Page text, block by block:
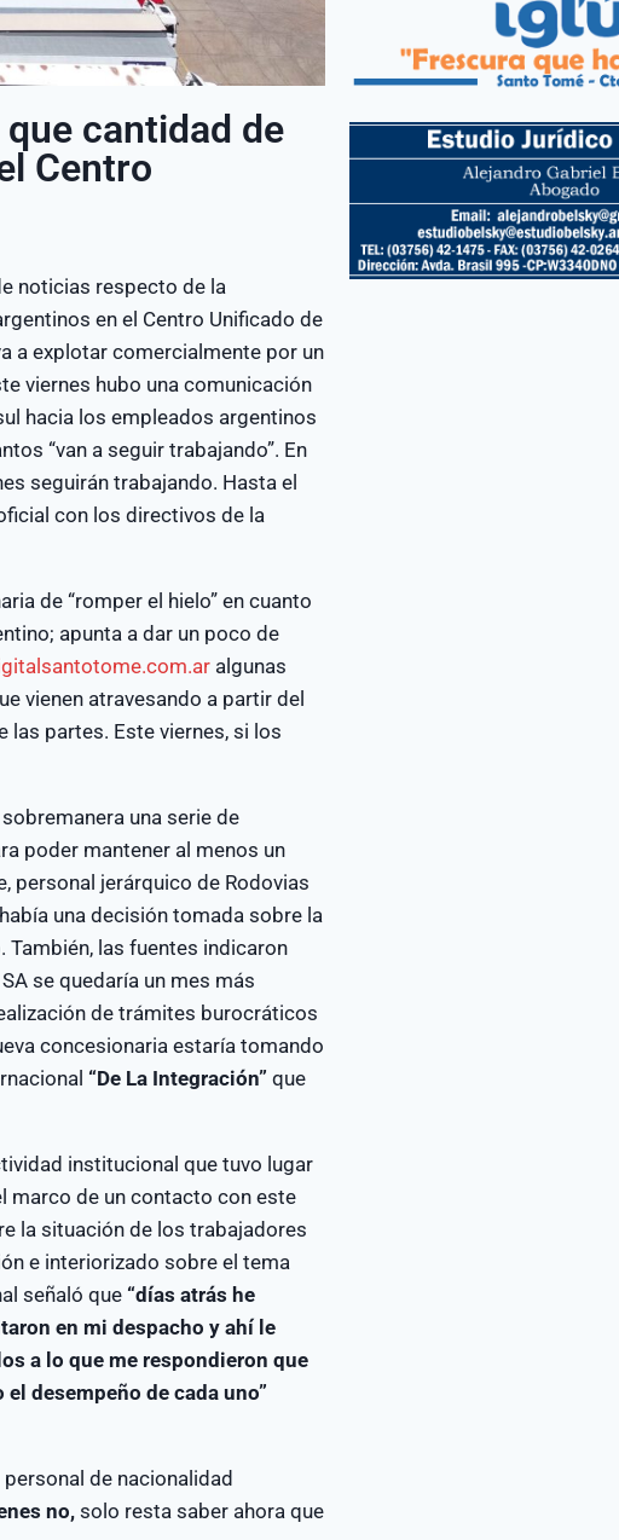
cantidad de
Centro
noticias respecto de la
en el Centro Unificado de
a explotar comercialmente por un
viernes hubo una comunicación
hacia los empleados argentinos
“van a seguir trabajando”. En
seguirán trabajando. Hasta el
con los directivos de la
de “romper el hielo” en cuanto
apunta a dar un poco de
algunas
vienen atravesando a partir del
las partes. Este viernes, si los
una serie de
poder mantener al menos un
personal jerárquico de Rodovias
una decisión tomada sobre la
También, las fuentes indicaron
se quedaría un mes más
de trámites burocráticos
concesionaria estaría tomando
“De La Integración” que
institucional que tuvo lugar
marco de un contacto con este
la situación de los trabajadores
e interiorizado sobre el tema
señaló que “días atrás he
en mi despacho y ahí le
a lo que me respondieron que
desempeño de cada uno”
de nacionalidad
no,solo resta saber ahora que